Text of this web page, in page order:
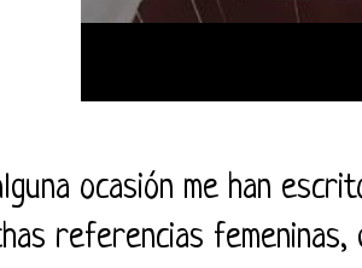
ocasión me han
referencias